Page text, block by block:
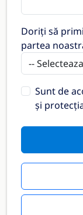
Doriți să
partea
Sunt de
și